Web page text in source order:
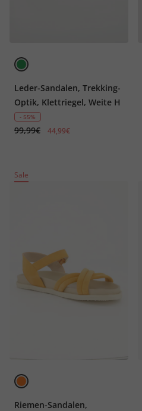
Leder-Sandalen, Trekking-
Optik, Klettriegel, Weite H
- 55%
99,99€ 44,99€
Sale
Riemen-Sandalen,